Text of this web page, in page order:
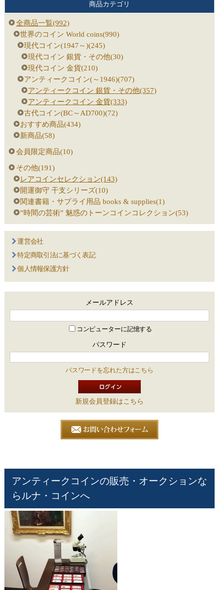
商品カテゴリ
全商品一覧(992)
世界のコイン World coins(990)
現代コイン(1947～)(245)
現代コイン 銀貨・その他(30)
現代コイン 金貨(210)
アンティークコイン(～1946)(707)
アンティークコイン 銀貨・その他(357)
アンティークコイン 金貨(333)
古代コイン(BC～AD700)(72)
おすすめ商品(434)
新商品(58)
会員限定商品(10)
その他(191)
レアコインセレクション(143)
開運御守 干支シリーズ(10)
関連書籍・サプライ用品 books & supplies(1)
”時間の芸術” 魅惑のトーンコインコレクション(53)
運営会社
特定商取引法に基づく表記
個人情報保護方針
メールアドレス
コンピューターに記憶する
パスワード
パスワードを忘れた方はこちら
新規会員登録はこちら
アンティークコインの販売・オークションな
らルナ・コインへ